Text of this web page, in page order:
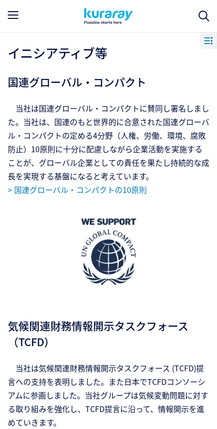
イニシアティブ等
国連グローバル・コンパクト
当社は国連グローバル・コンパクトに賛同し署名しまし
た。当社は、国連のもと世界的に合意された国連グローバ
ル・コンパクトの定める4分野（人権、労働、環境、腐敗
防止）10原則に十分に配慮しながら企業活動を実施する
ことが、グローバル企業としての責任を果たし持続的な成
長を実現する基盤になると考えています。
> 国連グローバル・コンパクトの10原則
気候関連財務情報開示タスクフォース
（TCFD）
当社は気候関連財務情報開示タスクフォース (TCFD)提
言への支持を表明しました。また日本でTCFDコンソーシ
アムに参画しました。当社グループは気候変動問題に対す
る取り組みを強化し、TCFD提言に沿って、情報開示を進
めていきます。